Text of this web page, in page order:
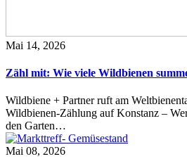
Mai 14, 2026
Zähl mit: Wie viele Wildbienen
Wildbiene + Partner ruft am
Wildbienen-Zählung auf Konstanz –
den Garten…
Mai 08, 2026